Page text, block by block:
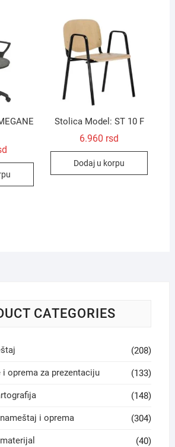
Stolica Model: ST 10 F
6.960 rsd
Dodaj u korpu
CATEGORIES
(208)
oprema za prezentaciju (133)
(148)
i oprema (304)
(40)